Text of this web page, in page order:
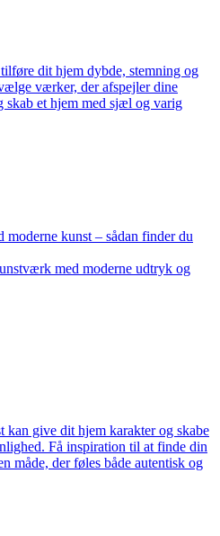
dit hjem dybde, stemning og
værker, der afspejler dine
et hjem med sjæl og varig
kunst – sådan finder du
med moderne udtryk og
kan give dit hjem karakter og skabe
Få inspiration til at finde din
måde, der føles både autentisk og